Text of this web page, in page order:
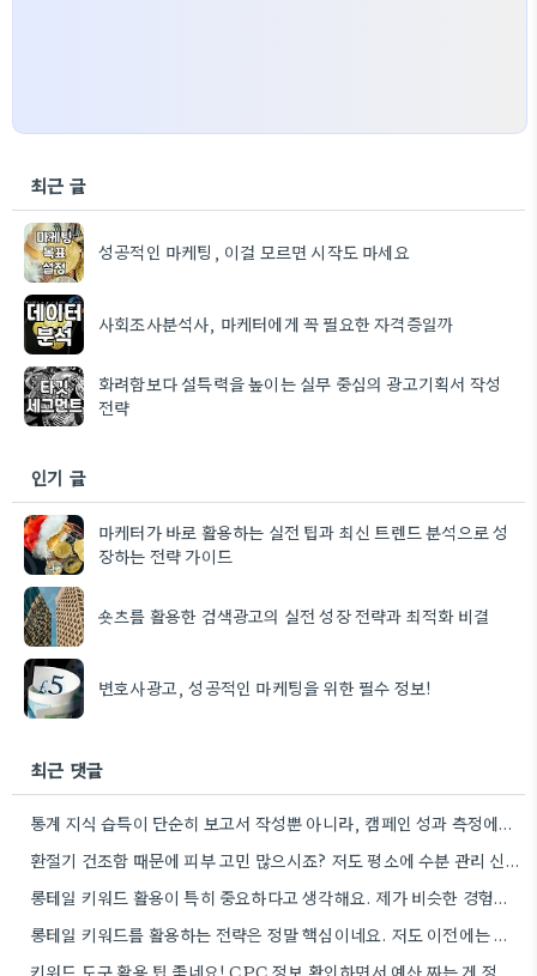
최근 글
성공적인 마케팅, 이걸 모르면 시작도 마세요
사회조사분석사, 마케터에게 꼭 필요한 자격증일까
화려함보다 설득력을 높이는 실무 중심의 광고기획서 작성
전략
인기 글
마케터가 바로 활용하는 실전 팁과 최신 트렌드 분석으로 성
장하는 전략 가이드
숏츠를 활용한 검색광고의 실전 성장 전략과 최적화 비결
변호사광고, 성공적인 마케팅을 위한 필수 정보!
최근 댓글
통계 지식 습득이 단순히 보고서 작성뿐 아니라, 캠페인 성과 측정에도 도움이 된다니 흥미롭네요.
환절기 건조함 때문에 피부 고민 많으시죠? 저도 평소에 수분 관리 신경 쓰느라 시간 오래 뺏깁니다.
롱테일 키워드 활용이 특히 중요하다고 생각해요. 제가 비슷한 경험을 할 때, 너무 일반적인 키워드에 집중했더니…
롱테일 키워드를 활용하는 전략은 정말 핵심이네요. 저도 이전에는 너무 넓은 범위의 키워드에 집중해서 예산을 낭비했던…